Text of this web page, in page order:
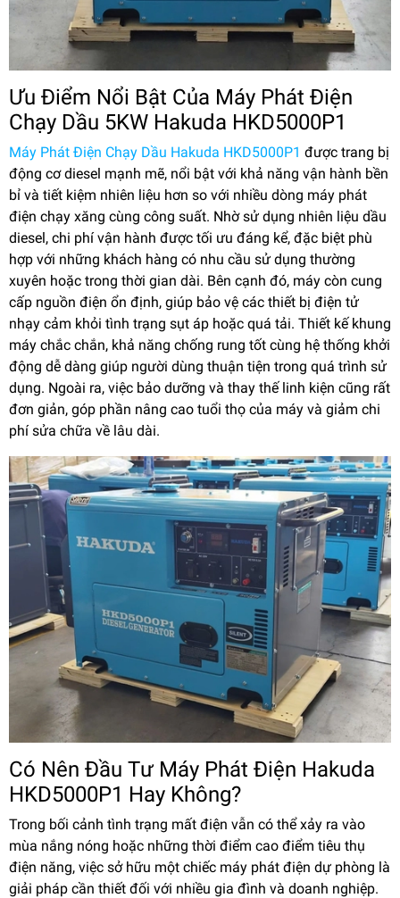
Ưu Điểm Nổi Bật Của Máy Phát Điện
Chạy Dầu 5KW Hakuda HKD5000P1
Máy Phát Điện Chạy Dầu Hakuda HKD5000P1 được trang bị
động cơ diesel mạnh mẽ, nổi bật với khả năng vận hành bền
bỉ và tiết kiệm nhiên liệu hơn so với nhiều dòng máy phát
điện chạy xăng cùng công suất. Nhờ sử dụng nhiên liệu dầu
diesel, chi phí vận hành được tối ưu đáng kể, đặc biệt phù
hợp với những khách hàng có nhu cầu sử dụng thường
xuyên hoặc trong thời gian dài. Bên cạnh đó, máy còn cung
cấp nguồn điện ổn định, giúp bảo vệ các thiết bị điện tử
nhạy cảm khỏi tình trạng sụt áp hoặc quá tải. Thiết kế khung
máy chắc chắn, khả năng chống rung tốt cùng hệ thống khởi
động dễ dàng giúp người dùng thuận tiện trong quá trình sử
dụng. Ngoài ra, việc bảo dưỡng và thay thế linh kiện cũng rất
đơn giản, góp phần nâng cao tuổi thọ của máy và giảm chi
phí sửa chữa về lâu dài.
Có Nên Đầu Tư Máy Phát Điện Hakuda
HKD5000P1 Hay Không?
Trong bối cảnh tình trạng mất điện vẫn có thể xảy ra vào
mùa nắng nóng hoặc những thời điểm cao điểm tiêu thụ
điện năng, việc sở hữu một chiếc máy phát điện dự phòng là
giải pháp cần thiết đối với nhiều gia đình và doanh nghiệp.